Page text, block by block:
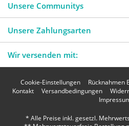
Unsere Communitys
Unsere Zahlungsarten
Wir versenden mit:
Cookie-Einstellungen Rücknahmen
Kontakt
Versandbedingungen
* Alle Preise inkl. gesetzl.